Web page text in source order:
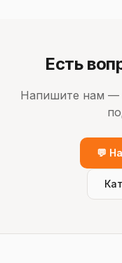
Есть
Напишите нам —
💬